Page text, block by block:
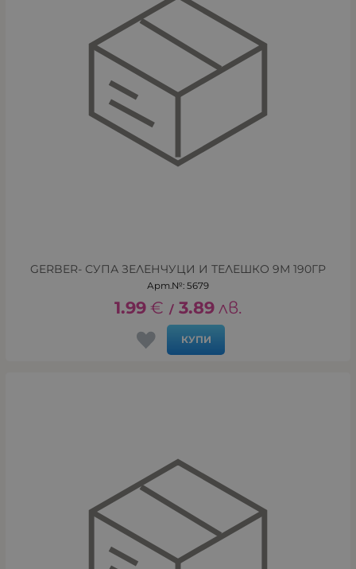
GERBER- СУПА ЗЕЛЕНЧУЦИ И ТЕЛЕШКО 9М 190ГР
Арт.№: 5679
1.99 € / 3.89 лв.
КУПИ